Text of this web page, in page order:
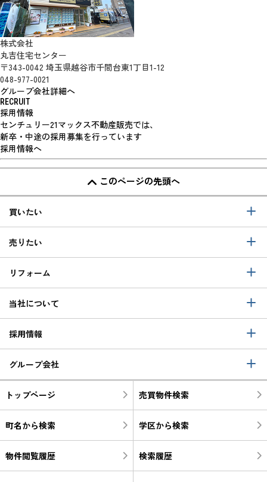
株式会社
丸吉住宅センター
〒343-0042 埼玉県越谷市千間台東1丁目1-12
048-977-0021
グループ会社詳細へ
RECRUIT
採用情報
センチュリー21マックス不動産販売では、
新卒・中途の採用募集を行っています
採用情報へ
このページの先頭へ
買いたい
売りたい
リフォーム
当社について
採用情報
グループ会社
トップページ 売買物件検索
町名から検索 学区から検索
物件閲覧履歴 検索履歴